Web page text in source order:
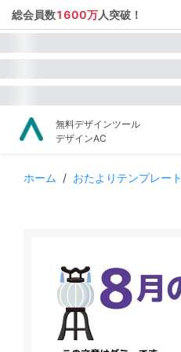
総会員数1600万人突破！
無料デザインツール
デザインAC
ホーム / おたよりテンプレート